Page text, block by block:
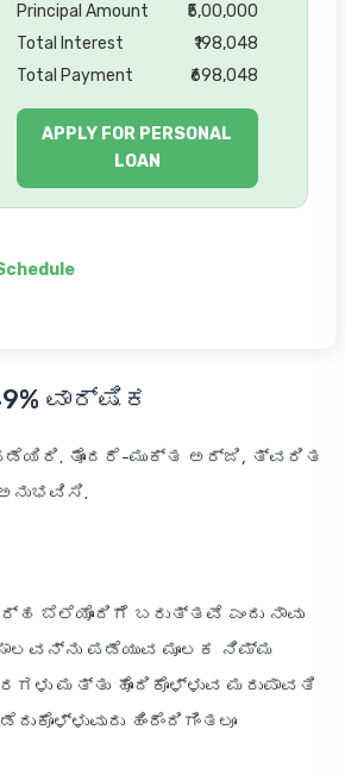
Principal Amount
₹5,00,000
Total Interest
₹198,048
Total Payment
₹698,048
APPLY FOR PERSONAL
LOAN
ವಾರ್ಷಿಕ
ಪಡೆಯಿರಿ. ತೊಂದರೆ-ಮುಕ್ತ ಅರ್ಜಿ, ತ್ವರಿತ
ಬರುತ್ತವೆ ಎಂದು ನಾವು
ಪಡೆಯುವ ಮೂಲಕ ನಿಮ್ಮ
ಮತ್ತು ಹೊಂದಿಕೊಳ್ಳುವ ಮರುಪಾವತಿ
ಹಿಂದೆಂದಿಗಿಂತಲೂ